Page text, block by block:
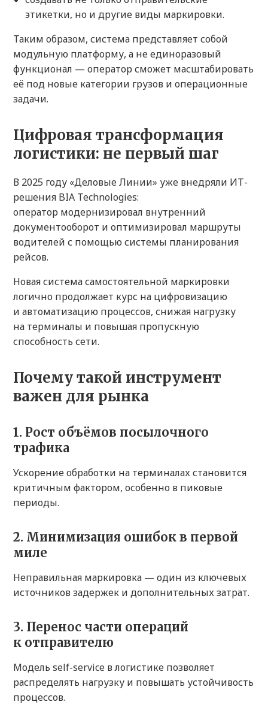
этикетки, но и другие виды маркировки.
Таким образом, система представляет собой
модульную платформу, а не единоразовый
функционал — оператор сможет масштабировать
её под новые категории грузов и операционные
задачи.
Цифровая трансформация
логистики: не первый шаг
В 2025 году «Деловые Линии» уже внедряли ИТ-
решения BIA Technologies:
оператор модернизировал внутренний
документооборот и оптимизировал маршруты
водителей с помощью системы планирования
рейсов.
Новая система самостоятельной маркировки
логично продолжает курс на цифровизацию
и автоматизацию процессов, снижая нагрузку
на терминалы и повышая пропускную
способность сети.
Почему такой инструмент
важен для рынка
1. Рост объёмов посылочного
трафика
Ускорение обработки на терминалах становится
критичным фактором, особенно в пиковые
периоды.
2. Минимизация ошибок в первой
миле
Неправильная маркировка — один из ключевых
источников задержек и дополнительных затрат.
3. Перенос части операций
к отправителю
Модель self-service в логистике позволяет
распределять нагрузку и повышать устойчивость
процессов.